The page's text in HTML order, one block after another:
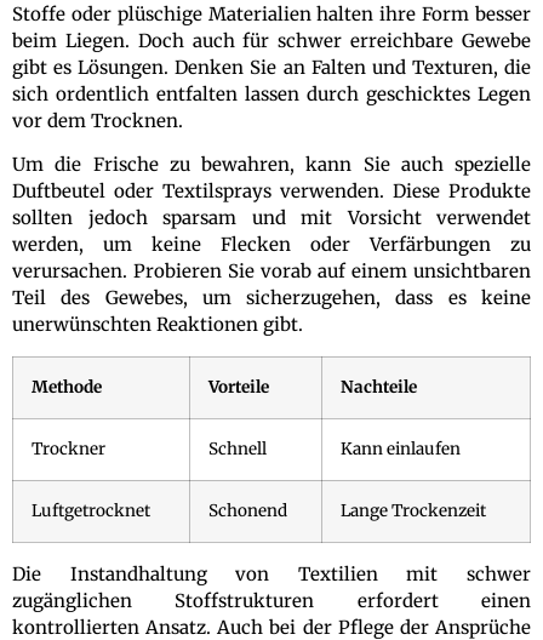
Stoffe oder plüschige Materialien halten ihre Form besser
beim Liegen. Doch auch für schwer erreichbare Gewebe
gibt es Lösungen. Denken Sie an Falten und Texturen, die
sich ordentlich entfalten lassen durch geschicktes Legen
vor dem Trocknen.
Um die Frische zu bewahren, kann Sie auch spezielle
Duftbeutel oder Textilsprays verwenden. Diese Produkte
sollten jedoch sparsam und mit Vorsicht verwendet
werden, um keine Flecken oder Verfärbungen zu
verursachen. Probieren Sie vorab auf einem unsichtbaren
Teil des Gewebes, um sicherzugehen, dass es keine
unerwünschten Reaktionen gibt.
Methode Vorteile Nachteile
Trockner Schnell Kann einlaufen
Luftgetrocknet Schonend Lange Trockenzeit
Die Instandhaltung von Textilien mit schwer
zugänglichen Stoffstrukturen erfordert einen
kontrollierten Ansatz. Auch bei der Pflege der Ansprüche